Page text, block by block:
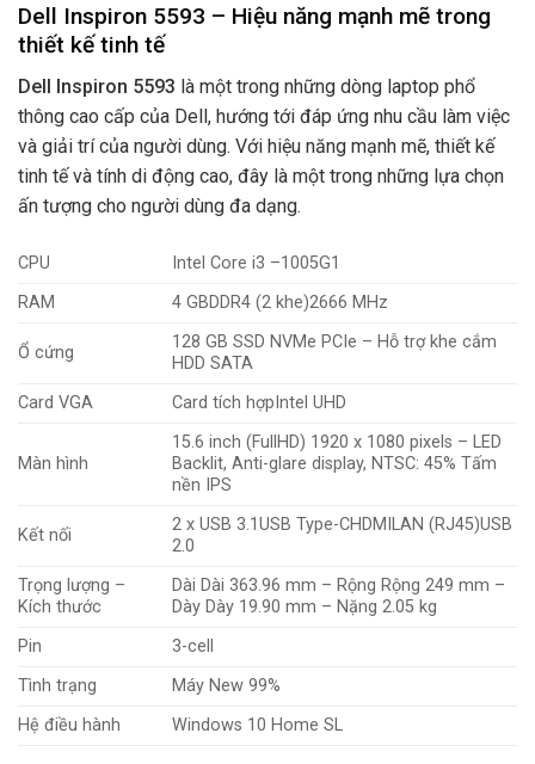
Dell Inspiron 5593 – Hiệu năng mạnh mẽ trong
thiết kế tinh tế
Dell Inspiron 5593 là một trong những dòng laptop phổ
thông cao cấp của Dell, hướng tới đáp ứng nhu cầu làm việc
và giải trí của người dùng. Với hiệu năng mạnh mẽ, thiết kế
tinh tế và tính di động cao, đây là một trong những lựa chọn
ấn tượng cho người dùng đa dạng.
CPU Intel Corei3 –1005G1
RAM
4 GBDDR4 (2 khe)2666 MHz
Ổ cứng
128 GB SSD NVMe PCIe – Hỗ trợ khe cắm
HDD SATA
Card VGA
Card tích hợpIntel UHD
Màn hình
15.6 inch (FullHD) 1920 x 1080 pixels – LED
Backlit, Anti-glare display, NTSC: 45% Tấm
nền IPS
Kết nối
2 x USB 3.1USB Type-CHDMILAN (RJ45)USB
2.0
Trọng lượng –
Kích thước
Dài Dài 363.96 mm – Rộng Rộng 249 mm –
Dày Dày 19.90 mm – Nặng 2.05 kg
Pin
3-cell
Tình trạng
Máy New 99%
Hệ điều hành
Windows 10 Home SL